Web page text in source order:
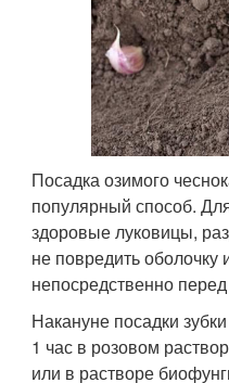
Посадка озимого
популярный способ.
здоровые луковицы,
не повредить оболочку
непосредственно
Накануне посадки
1 час в розовом
или в растворе